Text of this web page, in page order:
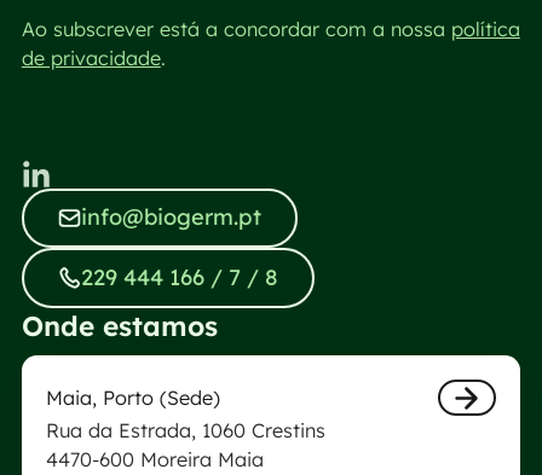
Ao subscrever está a concordar com a nossa política
de privacidade.
info@biogerm.pt
info@biogerm.pt
229 444 166 / 7 / 8
229 444 166 / 7 / 8
Onde estamos
Maia, Porto (Sede)
Rua da Estrada, 1060 Crestins
4470-600 Moreira Maia
Laboratório Biogerm da Maia